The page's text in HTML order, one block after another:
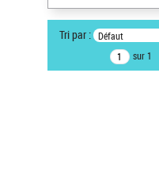
Type de notice
Tri par : Défaut
sur 1